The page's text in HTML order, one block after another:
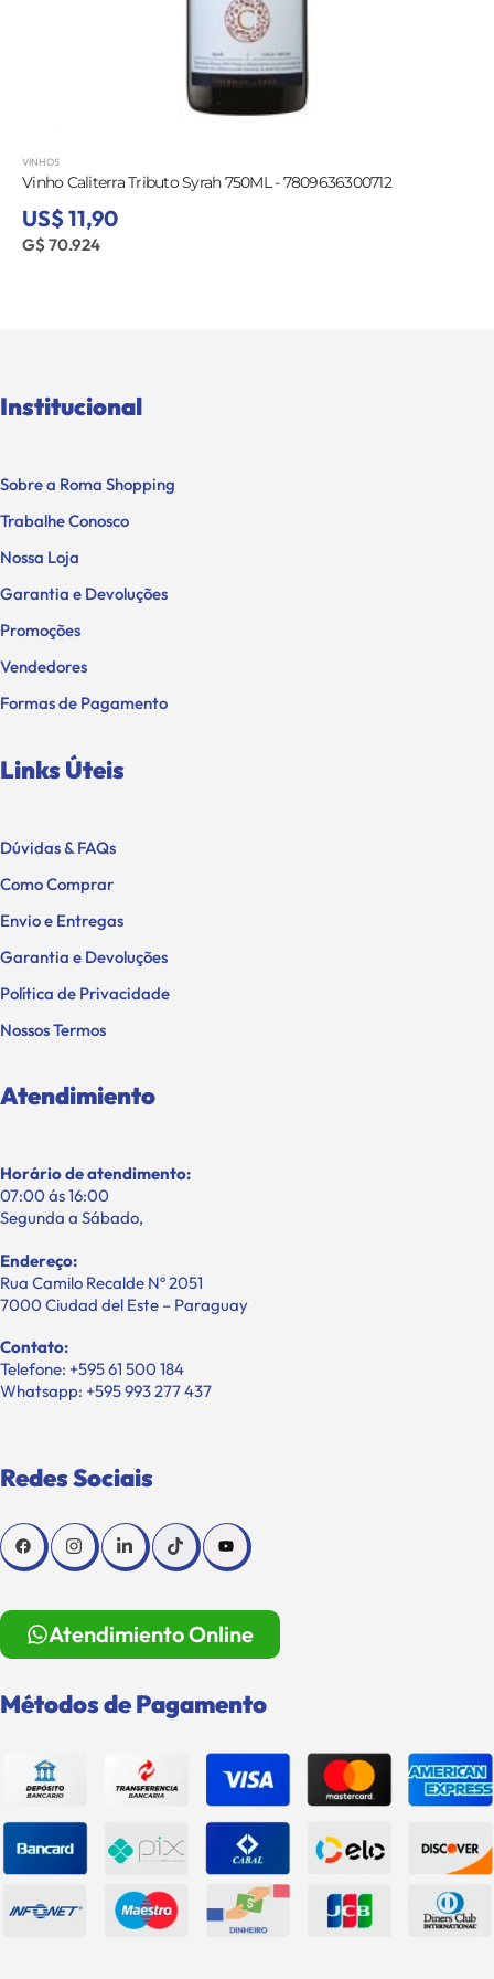
VINHOS
Vinho Caliterra Tributo Syrah 750ML - 7809636300712
US$ 11,90
G$ 70.924
Institucional
Sobre a Roma Shopping
Trabalhe Conosco
Nossa Loja
Garantia e Devoluções
Promoções
Vendedores
Formas de Pagamento
Links Úteis
Dúvidas & FAQs
Como Comprar
Envio e Entregas
Garantia e Devoluções
Política de Privacidade
Nossos Termos
Atendimiento
Horário de atendimento:
07:00 ás 16:00
Segunda a Sábado,
Endereço:
Rua Camilo Recalde Nº 2051
7000 Ciudad del Este – Paraguay
Contato:
Telefone: +595 61 500 184
Whatsapp: +595 993 277 437
Redes Sociais
Atendimiento Online
Métodos de Pagamento